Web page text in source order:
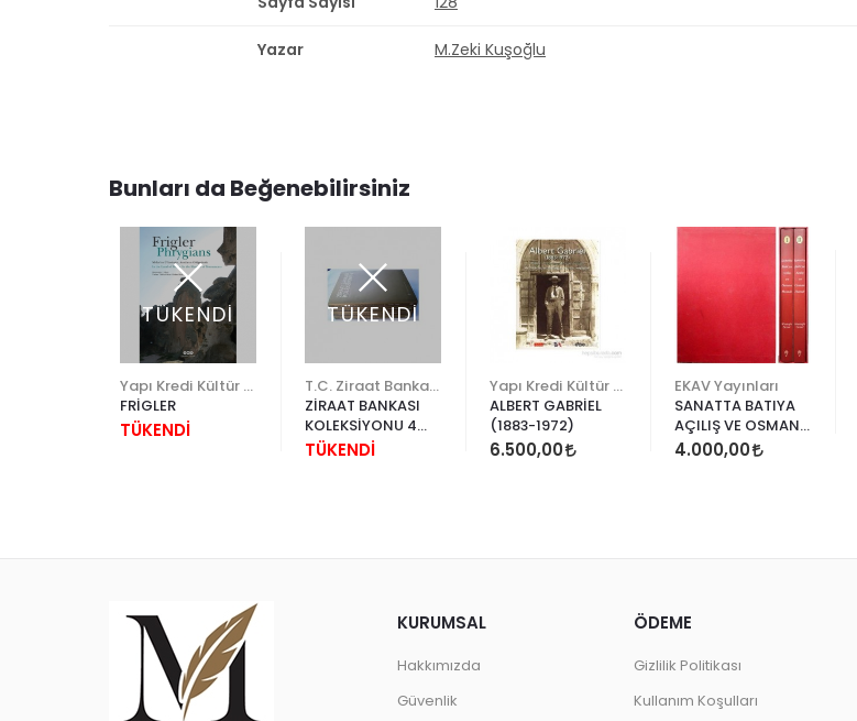
Yazar M.Zeki Kuşoğlu
Bunları da Beğenebilirsiniz
TÜKENDİ
FRİGLER
TÜKENDİ
TÜKENDİ
ZİRAAT BANKASI
KOLEKSİYONU 4
CİLT
TÜKENDİ
ALBERT GABRİEL
(1883-1972)
6.500,00
EKAV Yayınları
SANATTA BATIYA
AÇILIŞ VE OSMAN
HAMDİ (2 CİLT)
4.000,00
KURUMSAL
Hakkımızda
Güvenlik
ÖDEME
Gizlilik Politikası
Kullanım Koşulları